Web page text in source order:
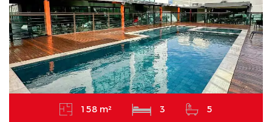
158 m² 3 5